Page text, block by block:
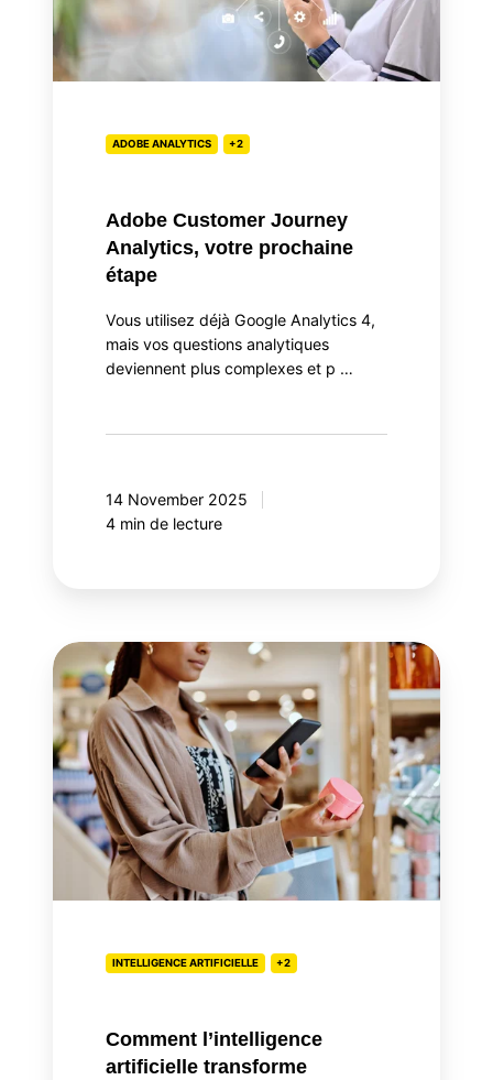
prochaine
étape
ADOBE ANALYTICS +2
Adobe Customer Journey
Analytics, votre prochaine
étape
Vous utilisez déjà Google Analytics 4,
mais vos questions analytiques
deviennent plus complexes et p …
14 November 2025
4 min de lecture
Comment
l’intelligence
artificielle
transforme
l’expérience
client
(CX)
INTELLIGENCE ARTIFICIELLE +2
Comment l’intelligence
artificielle transforme